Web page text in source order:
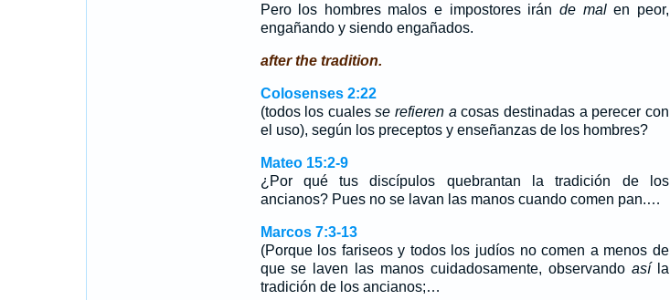
Pero los hombres malos e impostores irán de malen peor,
engañando y siendo engañados.
after the tradition.
Colosenses 2:22
(todos los cualesse refieren a cosas destinadas a perecer con
el uso), según los preceptos y enseñanzas de los hombres?
Mateo 15:2-9
¿Por qué tus discípulos quebrantan la tradición de los
ancianos? Pues no se lavan las manos cuando comen pan.…
Marcos 7:3-13
(Porque los fariseos y todos los judíos no comen a menos de
que se laven las manos cuidadosamente, observando asíla
tradición de los ancianos;…